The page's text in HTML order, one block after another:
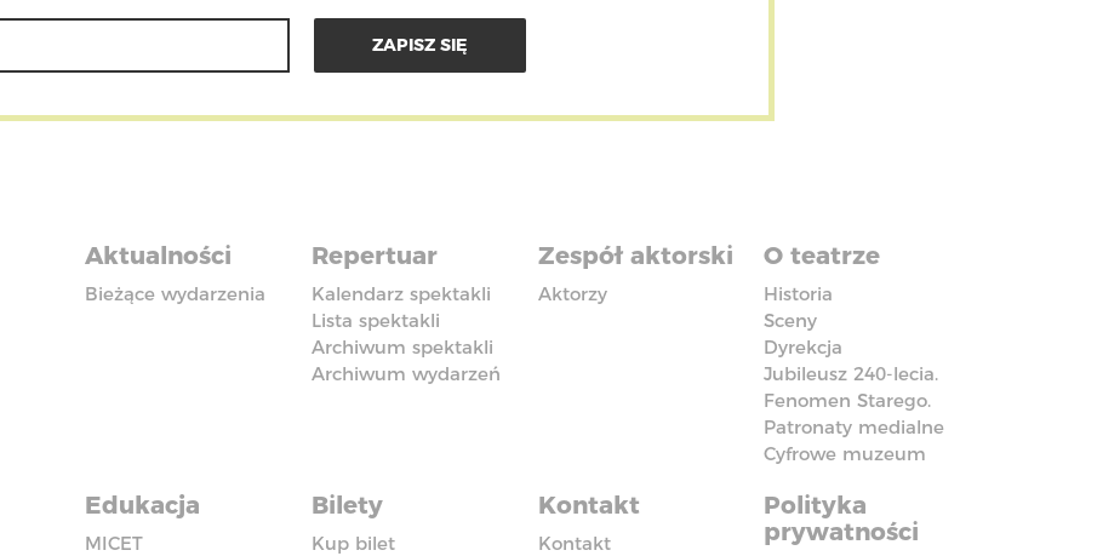
Aktualności
Bieżące wydarzenia
Repertuar
Kalendarz spektakli
Lista spektakli
Archiwum spektakli
Archiwum wydarzeń
Zespół aktorski
Aktorzy
O teatrze
Historia
Sceny
Dyrekcja
Jubileusz 240-lecia.
Fenomen Starego.
Patronaty medialne
Cyfrowe muzeum
Edukacja
MICET
Bilety
Kup bilet
Kontakt
Kontakt
Polityka
prywatności